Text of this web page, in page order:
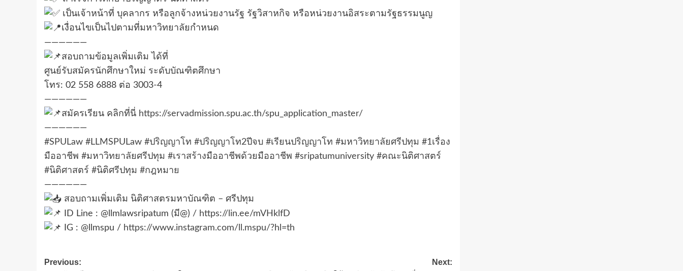
เป็นเจ้าหน้าที่ บุคลากร หรือลูกจ้างหน่วยงานรัฐ รัฐวิสาหกิจ หรือหน่วยงานอิสระตามรัฐธรรมนูญ
เงื่อนไขเป็นไปตามที่มหาวิทยาลัยกำหนด
——————
สอบถามข้อมูลเพิ่มเติม ได้ที่
ศูนย์รับสมัครนักศึกษาใหม่ ระดับบัณฑิตศึกษา
โทร: 02 558 6888 ต่อ 3003-4
——————
สมัครเรียน คลิกที่นี่ https://servadmission.spu.ac.th/spu_application_master/
——————
#SPULaw #LLMSPULaw #ปริญญาโท #ปริญญาโท2ปีจบ #เรียนปริญญาโท #มหาวิทยาลัยศรีปทุม #1เรื่อง
มืออาชีพ #มหาวิทยาลัยศรีปทุม #เราสร้างมืออาชีพด้วยมืออาชีพ #sripatumuniversity #คณะนิติศาสตร์
#นิติศาสตร์ #นิติศรีปทุม #กฎหมาย
——————
สอบถามเพิ่มเติม นิติศาสตรมหาบัณฑิต – ศรีปทุม
ID Line : @llmlawsripatum (มี@) / https://lin.ee/mVHklfD
IG : @llmspu / https://www.instagram.com/ll.mspu/?hl=th
Post
Previous:
Next: